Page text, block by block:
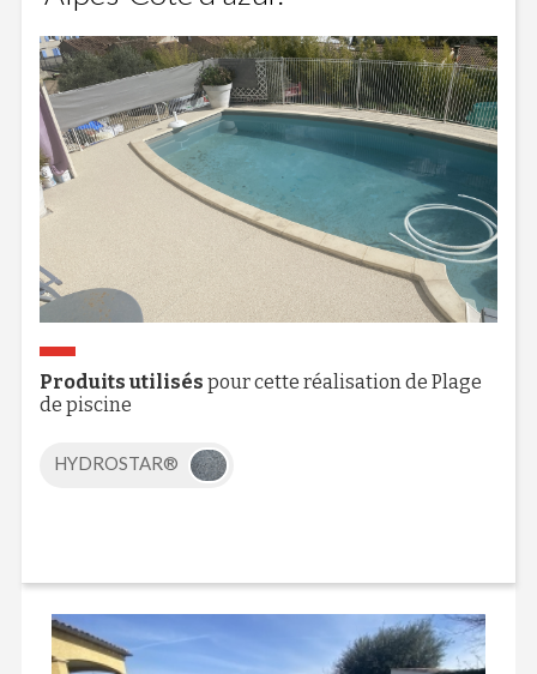
Produits utilisés pour cette réalisation de Plage
de piscine
HYDROSTAR®